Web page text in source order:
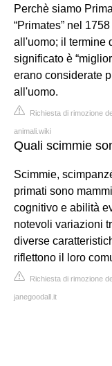
Perchè siamo
“Primates” nel
all'uomo; il termine
significato è
erano considerate
all'uomo.
Richiesta di rimozione
animali.wiki
Quali scimmie
Scimmie,
primati sono
cognitivo e abilità
notevoli variazioni
diverse
riflettono il loro
Richiesta di rimozione
janegoodall.it